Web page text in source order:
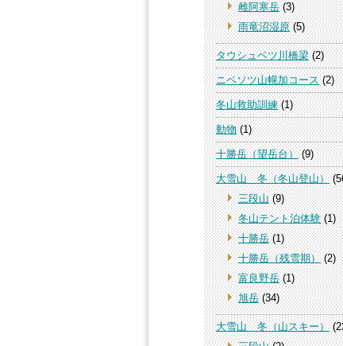
雌阿寒岳(3)
雨竜沼湿原(5)
タウシュベツ川橋梁(2)
ニペソツ山幌加コース(2)
冬山救助訓練(1)
動物(1)
十勝岳（望岳台）(9)
大雪山 冬（冬山登山）
三段山(9)
冬山テント泊体験(1)
十勝岳(1)
十勝岳（残雪期）(2)
富良野岳(1)
旭岳(34)
大雪山 冬（山スキー）